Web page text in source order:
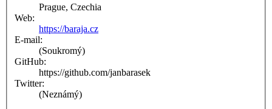
Prague, Czechia
Web:
https://baraja.cz
E-mail:
(Soukromý)
GitHub:
https://github.com/janbarasek
Twitter:
(Neznámý)